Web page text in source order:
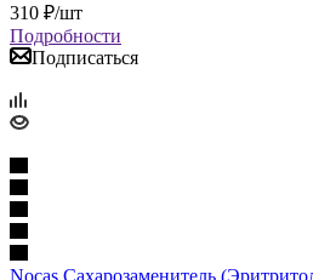
310 ₽/шт
Подробности
Подписаться
Nocas Сахарозаменитель